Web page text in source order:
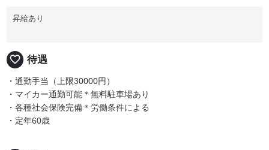
昇給あり
favorite_border 待遇
・通勤手当（上限30000円）
・マイカー通勤可能＊無料駐車場あり
・各種社会保険完備＊労働条件による
・定年60歳